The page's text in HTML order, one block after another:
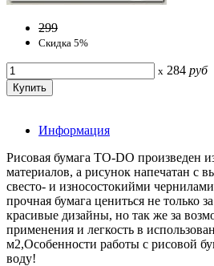
299
Скидка 5%
x 284 руб
Информация
Рисовая бумага TO-DO произведен
материалов, а рисунок напечатан с
свесто- и износостокийми
прочная бумага цениться не только
красивые дизайны, но так же за
применения и легкость в
м2,Особенности работы с рисовой
воду!